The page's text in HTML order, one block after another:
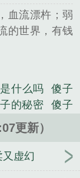
血流漂杵；弱
的世界，有钱
成最冰冷的法
界投资天才华
身躯，住进一
也身体强大到
就，经脉如江
市一线豪门柳
什么吗
傻子
的秘密
傻子
傻子的傻子
到青白蛇
高一，逆袭从
更新）
虚幻